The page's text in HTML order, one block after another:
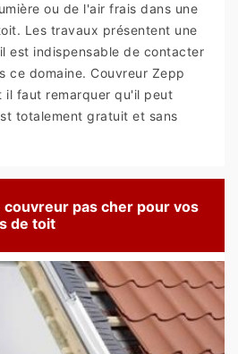
ou de l'air frais dans une
Les travaux présentent une
est indispensable de contacter
ce domaine. Couvreur Zepp
il faut remarquer qu'il peut
totalement gratuit et sans
pas cher pour vos
de toit